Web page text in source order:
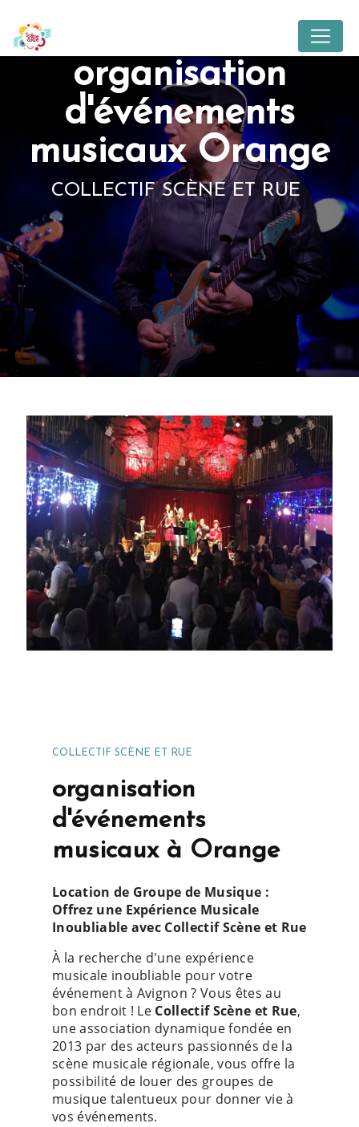
organisation
d'événements
musicaux Orange
COLLECTIF SCÈNE ET RUE
COLLECTIF SCÈNE ET RUE
organisation
d'événements
musicaux à Orange
Location de Groupe de Musique :
Offrez une Expérience Musicale
Inoubliable avec Collectif Scène et Rue
À la recherche d'une expérience
musicale inoubliable pour votre
événement à Avignon ? Vous êtes au
bon endroit ! Le Collectif Scène et Rue,
une association dynamique fondée en
2013 par des acteurs passionnés de la
scène musicale régionale, vous offre la
possibilité de louer des groupes de
musique talentueux pour donner vie à
vos événements.